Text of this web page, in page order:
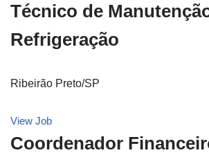
Técnico de
Refrigeração
Ribeirão Preto/SP
View Job
Coordenador